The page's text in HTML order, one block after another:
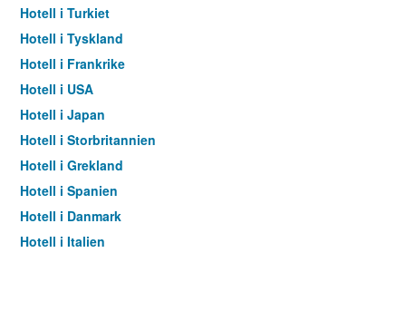
Hotell i Turkiet
Hotell i Tyskland
Hotell i Frankrike
Hotell i USA
Hotell i Japan
Hotell i Storbritannien
Hotell i Grekland
Hotell i Spanien
Hotell i Danmark
Hotell i Italien